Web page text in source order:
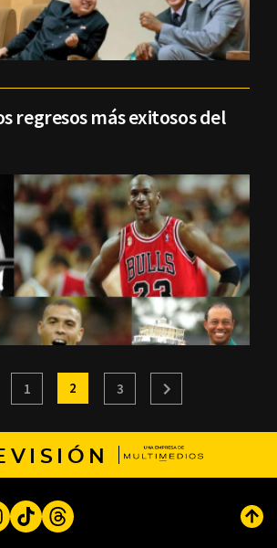
regresos más exitosos del
1 2 3
Instagram
TikTokThreads